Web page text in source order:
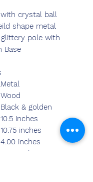
crystal ball
shape metal
glittery pole with
Base
Metal
Wood
Black & golden
10.5 inches
10.75 inches
4.00 inches
4.00 inches